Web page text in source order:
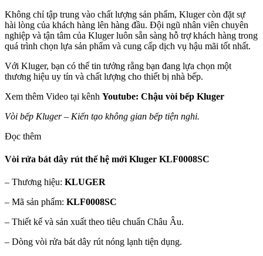
Không chỉ tập trung vào chất lượng sản phẩm, Kluger còn đặt sự
hài lòng của khách hàng lên hàng đầu. Đội ngũ nhân viên chuyên
nghiệp và tận tâm của Kluger luôn sẵn sàng hỗ trợ khách hàng trong
quá trình chọn lựa sản phẩm và cung cấp dịch vụ hậu mãi tốt nhất.
Với Kluger, bạn có thể tin tưởng rằng bạn đang lựa chọn một
thương hiệu uy tín và chất lượng cho thiết bị nhà bếp.
Xem thêm Video tại kênh Youtube: Chậu vòi bếp Kluger
Vòi bếp Kluger – Kiến tạo không gian bếp tiện nghi.
Đọc thêm
Vòi rửa bát dây rút thế hệ mới Kluger KLF0008SC
– Thương hiệu: KLUGER
– Mã sản phẩm: KLF0008SC
– Thiết kế và sản xuất theo tiêu chuẩn Châu Âu.
– Dòng vòi rửa bát dây rút nóng lạnh tiện dụng.